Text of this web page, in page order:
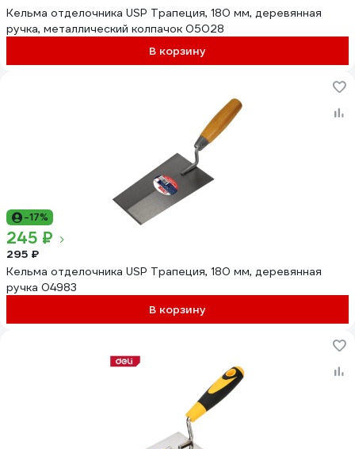
Кельма отделочника USP Трапеция, 180 мм, деревянная
ручка, металлический колпачок 05028
В корзину
-17%
245 ₽
295 ₽
Кельма отделочника USP Трапеция, 180 мм, деревянная
ручка 04983
В корзину